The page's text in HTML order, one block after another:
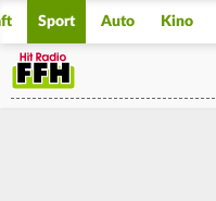
Sport Auto Kino